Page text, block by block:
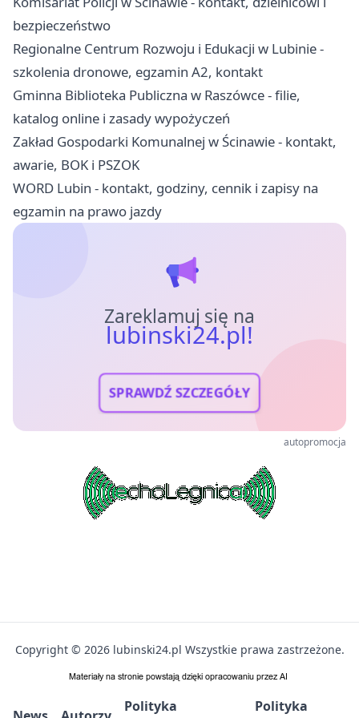
bezpieczeństwo
Regionalne Centrum Rozwoju i Edukacji w Lubinie -
szkolenia dronowe, egzamin A2, kontakt
Gminna Biblioteka Publiczna w Raszówce - filie,
katalog online i zasady wypożyczeń
Zakład Gospodarki Komunalnej w Ścinawie - kontakt,
awarie, BOK i PSZOK
WORD Lubin - kontakt, godziny, cennik i zapisy na
egzamin na prawo jazdy
Zareklamuj się na
lubinski24.pl!
SPRAWDŹ SZCZEGÓŁY
autopromocja
Copyright © 2026 lubinski24.pl Wszystkie prawa zastrzeżone.
Polityka
Polityka